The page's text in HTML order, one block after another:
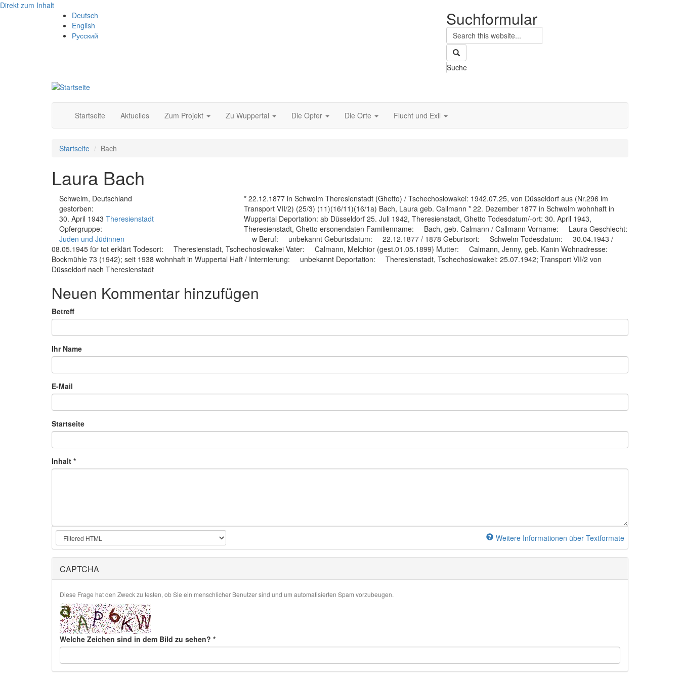
Direkt zum Inhalt
Deutsch
English
Русский
Suchformular
Suche
Startseite Aktuelles Zum Projekt Zu Wuppertal Die Opfer Die Orte Flucht und Exil
Startseite Bach
Laura Bach
Schwelm, Deutschland
gestorben:
30. April 1943 Theresienstadt
Opfergruppe:
Juden und Jüdinnen
* 22.12.1877 in Schwelm Theresienstadt (Ghetto) / Tschechoslowakei: 1942.07.25, von Düsseldorf aus (Nr.296 im
Transport VII/2) (25/3) (11)(16/11)(16/1a) Bach, Laura geb. Callmann * 22. Dezember 1877 in Schwelm wohnhaft in
Wuppertal Deportation: ab Düsseldorf 25. Juli 1942, Theresienstadt, Ghetto Todesdatum/-ort: 30. April 1943,
Theresienstadt, Ghetto ersonendaten Familienname: Bach, geb. Calmann / Callmann Vorname: Laura Geschlecht:
w Beruf: unbekannt Geburtsdatum: 22.12.1877 / 1878 Geburtsort: Schwelm Todesdatum: 30.04.1943 /
08.05.1945 für tot erklärt Todesort: Theresienstadt, Tschechoslowakei Vater: Calmann, Melchior (gest.01.05.1899) Mutter: Calmann, Jenny, geb. Kanin Wohnadresse:
Bockmühle 73 (1942); seit 1938 wohnhaft in Wuppertal Haft / Internierung: unbekannt Deportation: Theresienstadt, Tschechoslowakei: 25.07.1942; Transport VII/2 von
Düsseldorf nach Theresienstadt
Neuen Kommentar hinzufügen
Betreff
Ihr Name
E-Mail
Startseite
Inhalt *
Weitere Informationen über Textformate
CAPTCHA
Diese Frage hat den Zweck zu testen, ob Sie ein menschlicher Benutzer sind und um automatisierten Spam vorzubeugen.
Welche Zeichen sind in dem Bild zu sehen? *